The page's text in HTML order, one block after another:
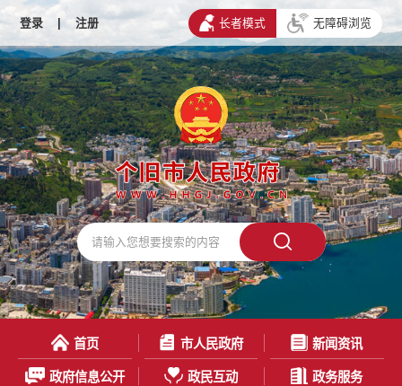
登录 | 注册 长者模式 无障碍浏览
首页 市人民政府 新闻资讯
政府信息公开 政民互动 政务服务